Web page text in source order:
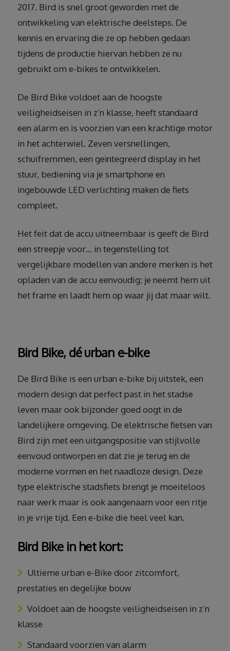
2017. Bird is snel groot geworden met de
ontwikkeling van elektrische deelsteps. De
kennis en ervaring die ze op hebben gedaan
tijdens de productie hiervan hebben ze nu
gebruikt om e-bikes te ontwikkelen.
De Bird Bike voldoet aan de hoogste
veiligheidseisen in z’n klasse, heeft standaard
een alarm en is voorzien van een krachtige motor
in het achterwiel. Zeven versnellingen,
schuifremmen, een geïntegreerd display in het
stuur, bediening via je smartphone en
ingebouwde LED verlichting maken de fiets
compleet.
Het feit dat de accu uitneembaar is geeft de Bird
een streepje voor… in tegenstelling tot
vergelijkbare modellen van andere merken is het
opladen van de accu eenvoudig; je neemt hem uit
het frame en laadt hem op waar jij dat maar wilt.
Bird Bike, dé urban e-bike
De Bird Bike is een urban e-bike bij uitstek, een
modern design dat perfect past in het stadse
leven maar ook bijzonder goed oogt in de
landelijkere omgeving. De elektrische fietsen van
Bird zijn met een uitgangspositie van stijlvolle
eenvoud ontworpen en dat zie je terug en de
moderne vormen en het naadloze design. Deze
type elektrische stadsfiets brengt je moeiteloos
naar werk maar is ook aangenaam voor een ritje
in je vrije tijd. Een e-bike die heel veel kan.
Bird Bike in het kort:
Ultieme urban e-Bike door zitcomfort,
prestaties en degelijke bouw
Voldoet aan de hoogste veiligheidseisen in z’n
klasse
Standaard voorzien van alarm